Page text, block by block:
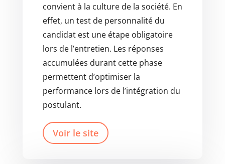
convient à la culture de la société. En
effet, un test de personnalité du
candidat est une étape obligatoire
lors de l’entretien. Les réponses
accumulées durant cette phase
permettent d’optimiser la
performance lors de l’intégration du
postulant.
Voir le site